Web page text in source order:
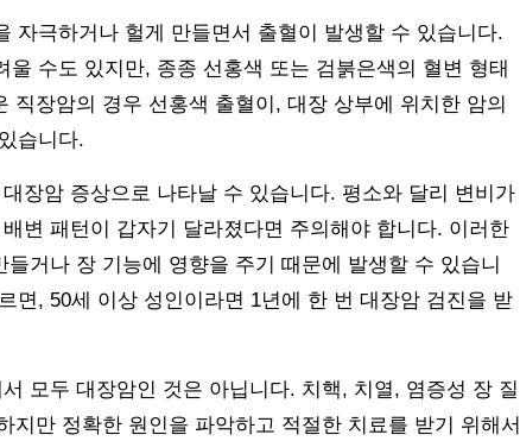
자극하거나 헐게 만들면서 출혈이 발생할 수 있습니다.
수도 있지만, 종종 선홍색 또는 검붉은색의 혈변 형태
직장암의 경우 선홍색 출혈이, 대장 상부에 위치한 암의
습니다.
장암 증상으로 나타날 수 있습니다. 평소와 달리 변비가
변 패턴이 갑자기 달라졌다면 주의해야 합니다. 이러한
거나 장 기능에 영향을 주기 때문에 발생할 수 있습니
면, 50세 이상 성인이라면 1년에 한 번 대장암 검진을 받
모두 대장암인 것은 아닙니다. 치핵, 치열, 염증성 장 질
지만 정확한 원인을 파악하고 적절한 치료를 받기 위해서